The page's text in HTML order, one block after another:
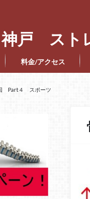
神戸 スト
料金/アクセス
Part４ スポーツ